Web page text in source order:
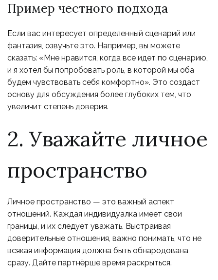
Пример честного подхода
Если вас интересует определенный сценарий или
фантазия, озвучьте это. Например, вы можете
сказать: «Мне нравится, когда все идет по сценарию,
и я хотел бы попробовать роль, в которой мы оба
будем чувствовать себя комфортно». Это создаст
основу для обсуждения более глубоких тем, что
увеличит степень доверия.
2. Уважайте личное
пространство
Личное пространство — это важный аспект
отношений. Каждая индивидуалка имеет свои
границы, и их следует уважать. Выстраивая
доверительные отношения, важно понимать, что не
всякая информация должна быть обнародована
сразу. Дайте партнёрше время раскрыться.